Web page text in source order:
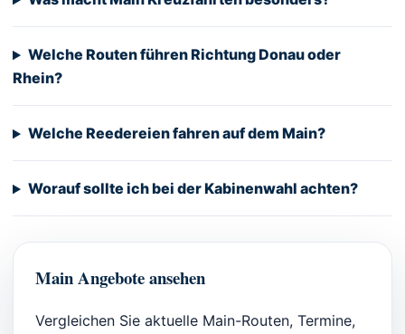
Welche Routen führen Richtung Donau oder
Rhein?
Welche Reedereien fahren auf dem Main?
Worauf sollte ich bei der Kabinenwahl achten?
Main Angebote ansehen
Vergleichen Sie aktuelle Main-Routen, Termine,